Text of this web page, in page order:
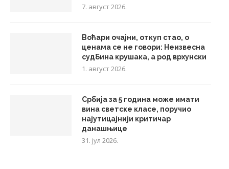
7. август 2026.
Воћари очајни, откуп стао, о
ценама се не говори: Неизвесна
судбина крушака, а род врхунски
1. август 2026.
Србија за 5 година може имати
вина светске класе, поручио
најутицајнији критичар
данашњице
31. јул 2026.